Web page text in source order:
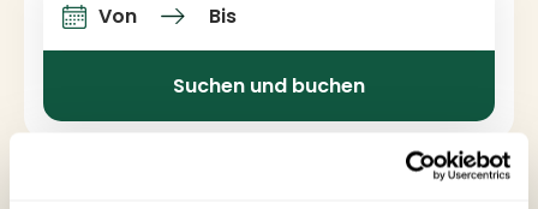
An-und Abfahrt
Von Bis
Suchen und buchen